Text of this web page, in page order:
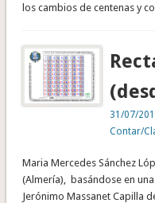
los cambios de centenas y
31/07/
Contar/
Maria Mercedes Sánchez
(Almería), basándose en
Jerónimo Massanet Capilla